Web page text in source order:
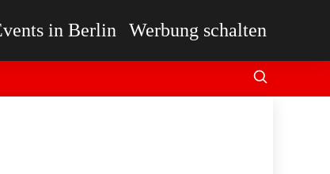
in Berlin Werbung schalten